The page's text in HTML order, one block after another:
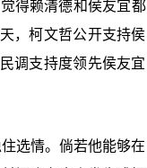
得赖清德和侯友宜都
，柯文哲公开支持侯
调支持度领先侯友宜
选情。倘若他能够在